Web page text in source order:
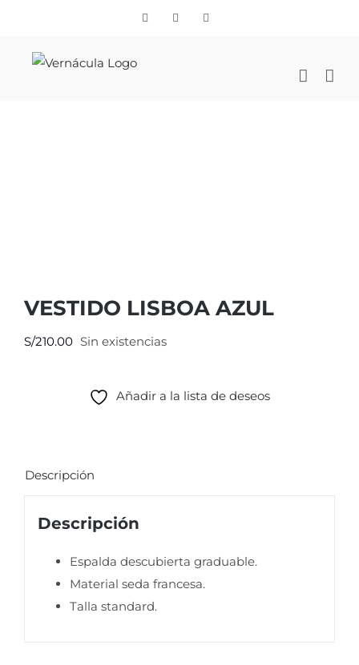
content
Vimeo Facebook
VESTIDO LISBOA AZUL
S/210.00 Sin existencias
Añadir a la lista de deseos
Descripción
Descripción
Espalda descubierta graduable.
Material seda francesa.
Talla standard.